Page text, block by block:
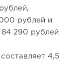
рублей и
290 рублей
4,5